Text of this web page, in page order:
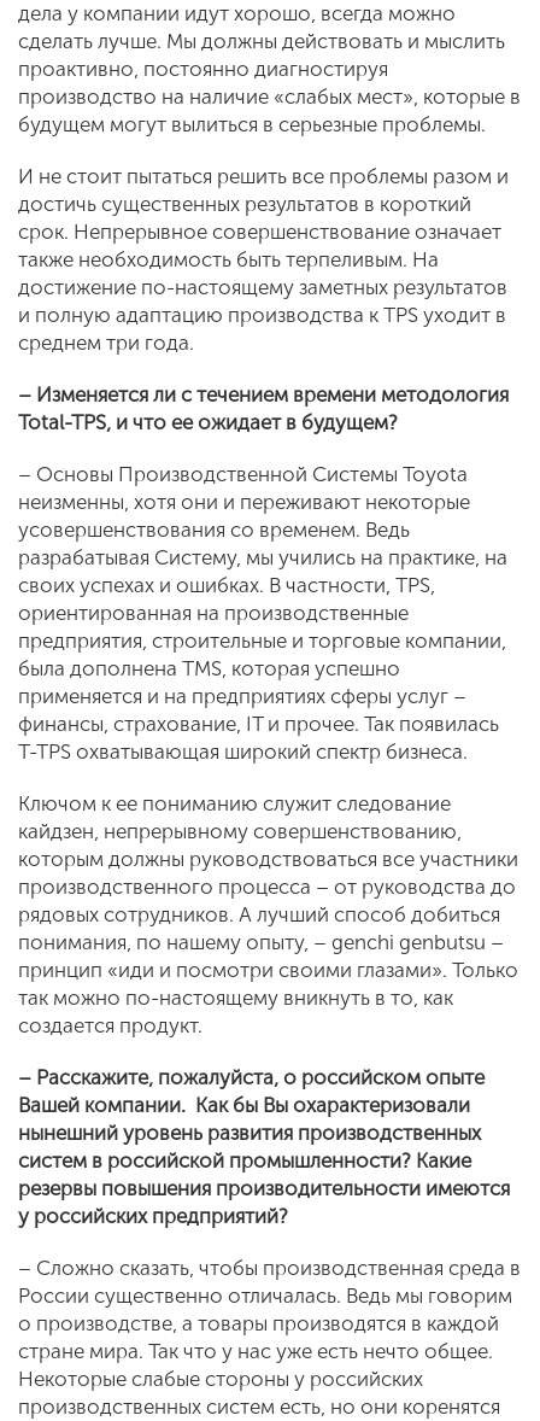
дела у компании идут хорошо, всегда можно
сделать лучше. Мы должны действовать и мыслить
проактивно, постоянно диагностируя
производство на наличие «слабых мест», которые в
будущем могут вылиться в серьезные проблемы.
И не стоит пытаться решить все проблемы разом и
достичь существенных результатов в короткий
срок. Непрерывное совершенствование означает
также необходимость быть терпеливым. На
достижение по-настоящему заметных результатов
и полную адаптацию производства к TPS уходит в
среднем три года.
– Изменяется ли с течением времени методология
Total-TPS, и что ее ожидает в будущем?
– Основы Производственной Системы Toyota
неизменны, хотя они и переживают некоторые
усовершенствования со временем. Ведь
разрабатывая Систему, мы учились на практике, на
своих успехах и ошибках. В частности, TPS,
ориентированная на производственные
предприятия, строительные и торговые компании,
была дополнена TMS, которая успешно
применяется и на предприятиях сферы услуг –
финансы, страхование, IT и прочее. Так появилась
T-TPS охватывающая широкий спектр бизнеса.
Ключом к ее пониманию служит следование
кайдзен, непрерывному совершенствованию,
которым должны руководствоваться все участники
производственного процесса – от руководства до
рядовых сотрудников. А лучший способ добиться
понимания, по нашему опыту, – genchi genbutsu –
принцип «иди и посмотри своими глазами». Только
так можно по-настоящему вникнуть в то, как
создается продукт.
– Расскажите, пожалуйста, о российском опыте
Вашей компании. Как бы Вы охарактеризовали
нынешний уровень развития производственных
систем в российской промышленности? Какие
резервы повышения производительности имеются
у российских предприятий?
– Сложно сказать, чтобы производственная среда в
России существенно отличалась. Ведь мы говорим
о производстве, а товары производятся в каждой
стране мира. Так что у нас уже есть нечто общее.
Некоторые слабые стороны у российских
производственных систем есть, но они коренятся